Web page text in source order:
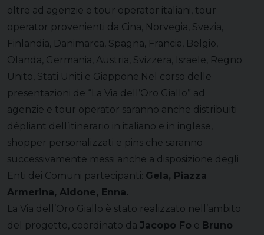
oltre ad agenzie e tour operator italiani, tour
operator provenienti da Cina, Norvegia, Svezia,
Finlandia, Danimarca, Spagna, Francia, Belgio,
Olanda, Germania, Austria, Svizzera, Israele, Regno
Unito, Stati Uniti e Giappone.Nel corso delle
presentazioni de “La Via dell’Oro Giallo” ad
agenzie e tour operator saranno anche distribuiti
dépliant dell’itinerario in italiano e in inglese,
shopper personalizzati e pins che saranno
successivamente messi anche a disposizione degli
Enti dei Comuni partecipanti: Gela, Piazza
Armerina, Aidone, Enna.
La Via dell’Oro Giallo è stato realizzato nell’ambito
del progetto, coordinato da Jacopo Fo e Bruno